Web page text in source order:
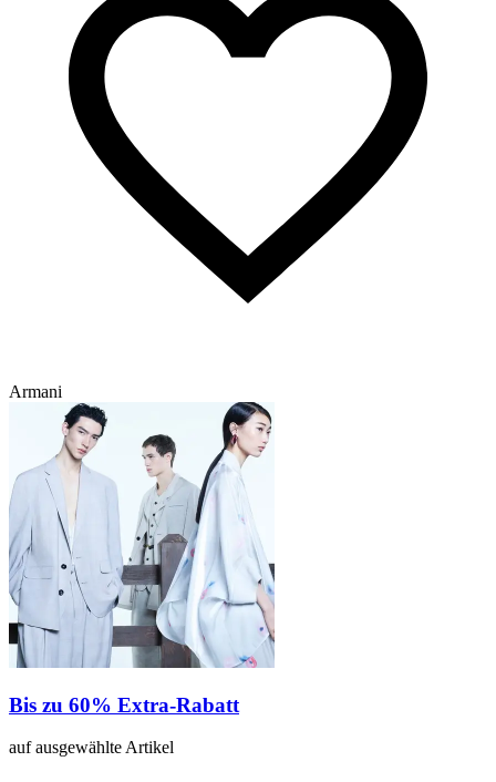
Armani
Bis zu 60% Extra-Rabatt
auf ausgewählte Artikel